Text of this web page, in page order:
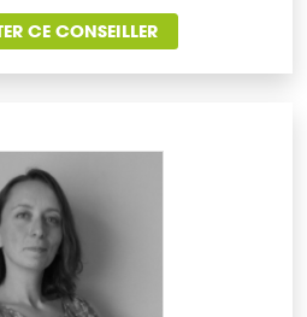
CE CONSEILLER